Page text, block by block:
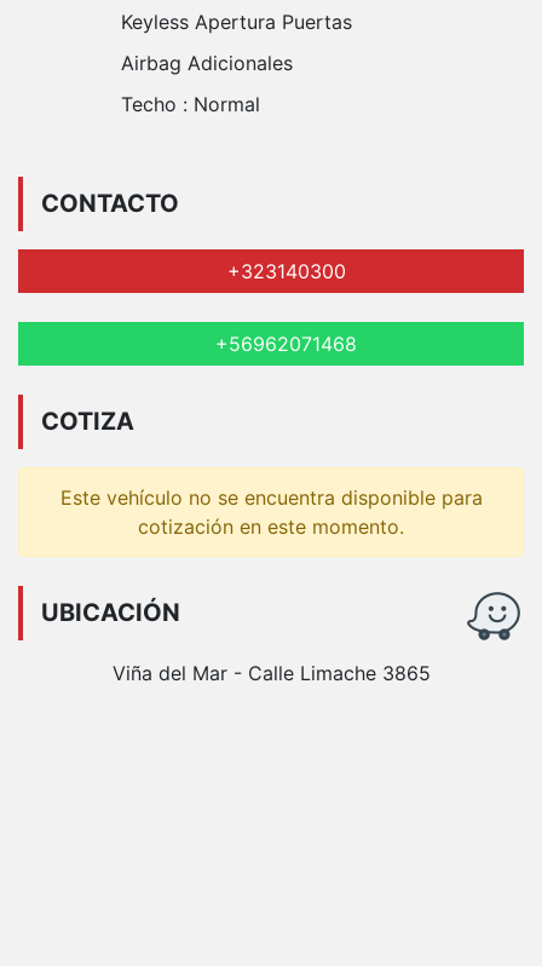
Keyless Apertura Puertas
Airbag Adicionales
Techo : Normal
CONTACTO
+323140300
+56962071468
COTIZA
Este vehículo no se encuentra disponible para
cotización en este momento.
UBICACIÓN
Viña del Mar - Calle Limache 3865